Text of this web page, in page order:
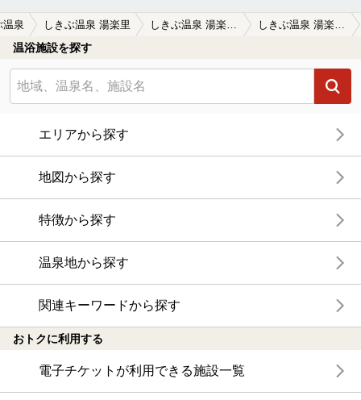
温泉 しきぶ温泉 湯楽里
温浴施設を探す
エリアから探す
地図から探す
特徴から探す
温泉地から探す
関連キーワードから探す
おトクに利用する
電子チケットが利用できる施設一覧